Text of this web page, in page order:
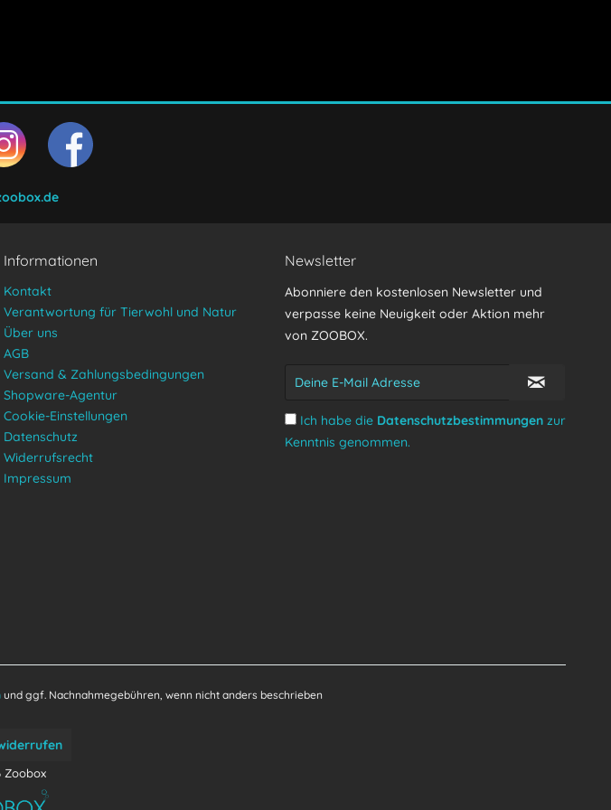
Informationen
Kontakt
Verantwortung für Tierwohl und Natur
Über uns
AGB
Versand & Zahlungsbedingungen
Shopware-Agentur
Cookie-Einstellungen
Datenschutz
Widerrufsrecht
Impressum
Newsletter
Abonniere den kostenlosen Newsletter und
verpasse keine Neuigkeit oder Aktion mehr
von ZOOBOX.
Ich habe die Datenschutzbestimmungen zur
Kenntnis genommen.
und ggf. Nachnahmegebühren, wenn nicht anders beschrieben
Zoobox